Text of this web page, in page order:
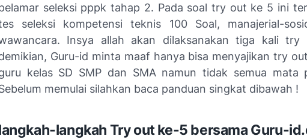
seleksi pppk tahap 2. Pada soal try out ke 5 ini
seleksi kompetensi teknis 100 Soal, manajerial-
Insya allah akan dilaksanakan tiga kali try
Guru-id minta maaf hanya bisa menyajikan try
kelas SD SMP dan SMA namun tidak semua mata
memulai silahkan baca panduan singkat dibawah !
langkah Try out ke-5 bersama Guru-